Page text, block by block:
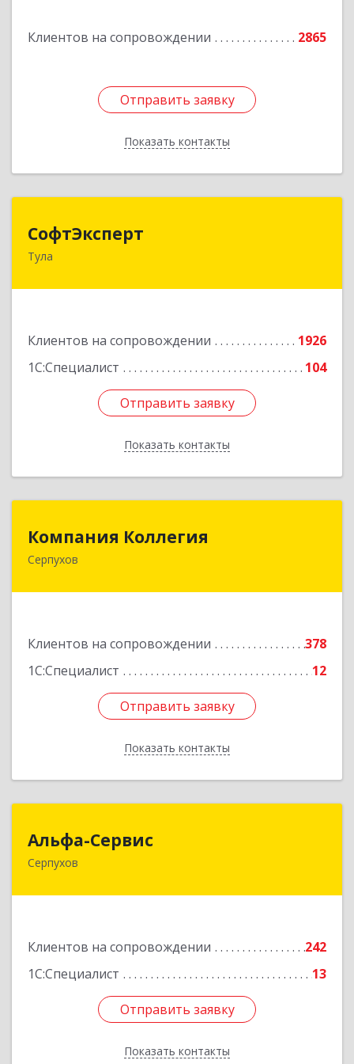
Клиентов на сопровождении 2865
Отправить заявку
Показать контакты
Отправить заявку
Назад
СофтЭксперт
Тула
Клиентов на сопровождении
1926
1С:Специалист
104
Отправить заявку
Показать контакты
300013, Тульская обл, Тула г, Болдина ул, дом №
Отправить заявку
Назад
Компания Коллегия
Серпухов
Клиентов на сопровождении
378
1С:Специалист
12
Отправить заявку
Показать контакты
142211, Московская обл, Серпухов г, Оборонная
Отправить заявку
Назад
Альфа-Сервис
Серпухов
Клиентов на сопровождении
242
1С:Специалист
13
Отправить заявку
Показать контакты
Отправить заявку
Назад